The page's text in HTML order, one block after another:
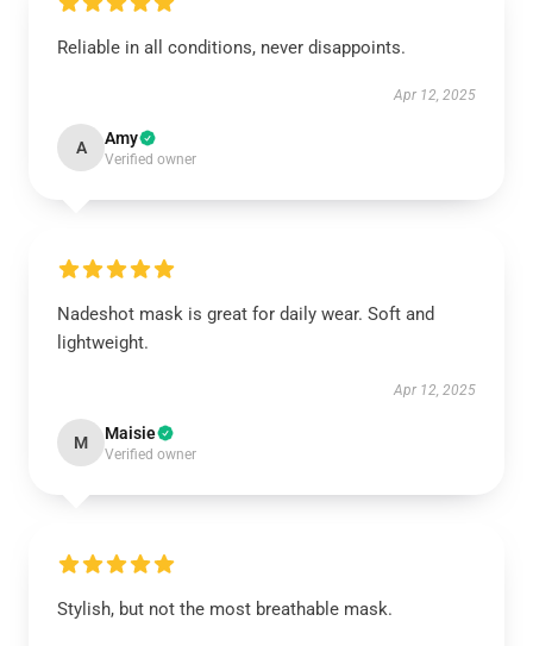
Reliable in all conditions, never disappoints.
Apr 12, 2025
A Amy
Verified owner
Nadeshot mask is great for daily wear. Soft and
lightweight.
Apr 12, 2025
M Maisie
Verified owner
Stylish, but not the most breathable mask.